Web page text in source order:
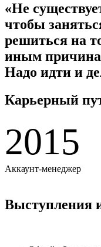
«Не
чтобы
решиться на
иным
Надо идти и
Карьерный
2015
Аккаунт-менеджер
Выступления